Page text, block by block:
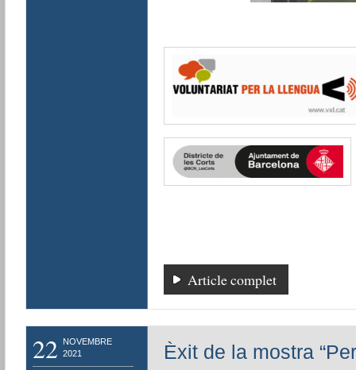
Article complet
22
NOVEMBRE
2021
Èxit de la mostra